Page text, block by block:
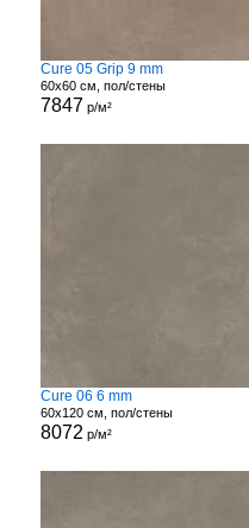
Cure 05 Grip 9 mm
60x60 см, пол/стены
7847 р/м²
Cure 06 6 mm
60x120 см, пол/стены
8072 р/м²